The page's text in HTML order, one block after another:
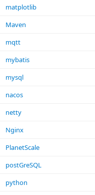
matplotlib
Maven
mqtt
mybatis
mysql
nacos
netty
Nginx
PlanetScale
postGreSQL
python